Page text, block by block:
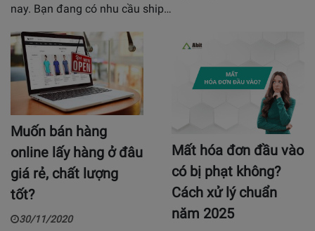
nay. Bạn đang có nhu cầu ship…
Muốn bán hàng
online lấy hàng ở đâu
giá rẻ, chất lượng
tốt?
30/11/2020
Mất hóa đơn đầu vào
có bị phạt không?
Cách xử lý chuẩn
năm 2025